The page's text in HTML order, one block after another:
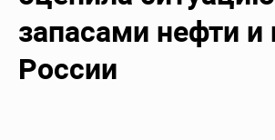
запасами нефти и
России